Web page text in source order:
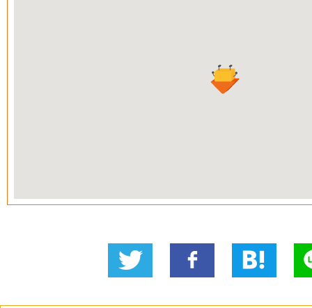
に投稿
ね！